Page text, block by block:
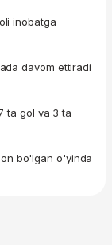
inobatga
davom ettiradi
ta gol va 3 ta
bo'lgan o'yinda